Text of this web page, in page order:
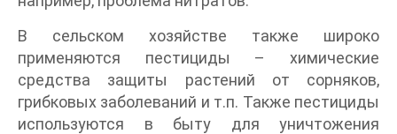
В сельском хозяйстве также широко
применяются пестициды – химические
средства защиты растений от сорняков,
грибковых заболеваний и т.п. Также пестициды
используются в быту для уничтожения